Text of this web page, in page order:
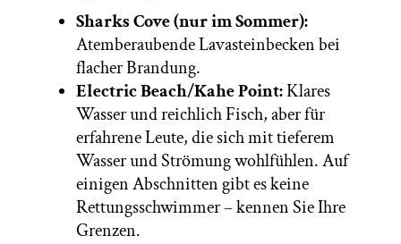
Sharks Cove (nur im Sommer):
Atemberaubende Lavasteinbecken bei
flacher Brandung.
Electric Beach/Kahe Point:Klares
Wasser und reichlich Fisch, aber für
erfahrene Leute, die sich mit tieferem
Wasser und Strömung wohlfühlen. Auf
einigen Abschnitten gibt es keine
Rettungsschwimmer – kennen Sie Ihre
Grenzen.